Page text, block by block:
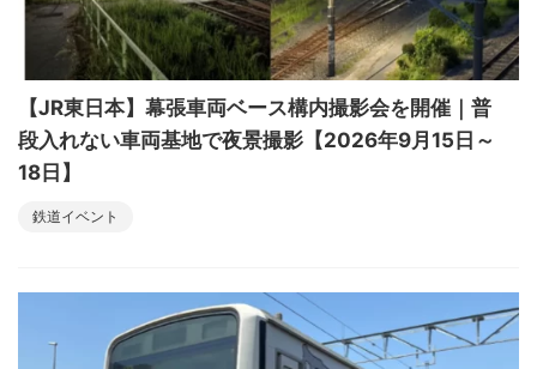
【JR東日本】幕張車両ベース構内撮影会を開催｜普
段入れない車両基地で夜景撮影【2026年9月15日～
18日】
鉄道イベント